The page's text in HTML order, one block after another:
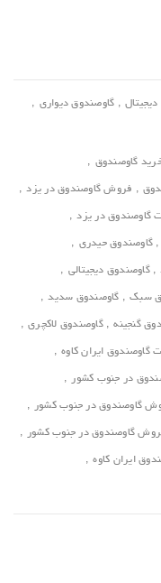
, گاوصندوق دیواری ,
گاوصندوق‌ ,
, فروش گاوصندوق در یزد ,
گاوصندوق در یزد ,
,گاوصندوق حیدری ,
,گاوصندوق دیجیتالی ,
سبک , گاوصندوق سدید ,
گنجینه‌ ,گاوصندوق لاکچری ,
گاوصندوق ایران کاوه ,
در جنوب کشور ,
گاوصندوق در جنوب کشور ,
گاوصندوق در جنوب کشور ,
ایران کاوه ,